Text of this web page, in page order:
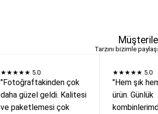
Tarzını bizimle
★★★★★ 5.0
"Fotoğraftakinden çok
daha güzel geldi. Kalitesi
ve paketlemesi çok
★★★★★ 5.0
"Hem şık
ürün. Günlük